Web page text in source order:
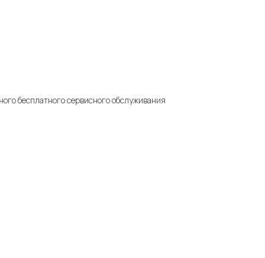
бесплатного сервисного обслуживания